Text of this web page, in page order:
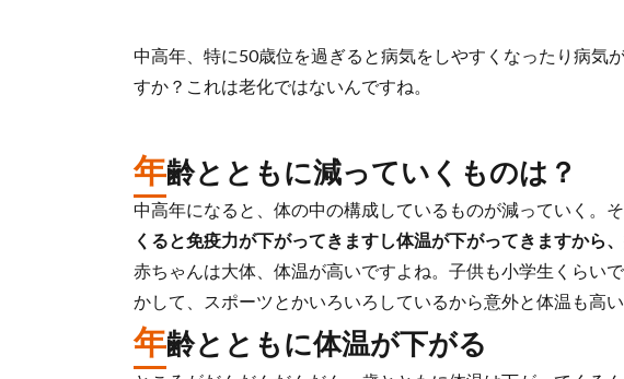
中高年、特に50歳位を過ぎると病気をしやすくなったり病気
すか？これは老化ではないんですね。
年齢とともに減っていくものは？
中高年になると、体の中の構成しているものが減っていく。そ
くると免疫力が下がってきますし体温が下がってきますから
赤ちゃんは大体、体温が高いですよね。子供も小学生くらい
かして、スポーツとかいろいろしているから意外と体温も高い
年齢とともに体温が下がる